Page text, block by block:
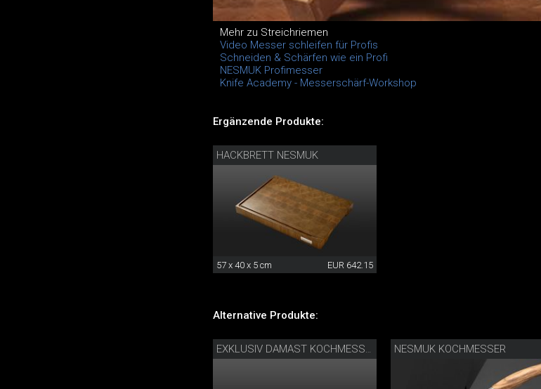
Mehr zu Streichriemen
Video Messer schleifen für Profis
Schneiden & Schärfen wie ein Profi
NESMUK Profimesser
Knife Academy - Messerschärf-Workshop
Ergänzende Produkte:
HACKBRETT NESMUK
57 x 40 x 5 cm EUR 642.15
Alternative Produkte:
EXKLUSIV DAMAST KOCHMESSER NESMUK KOCHMESSER